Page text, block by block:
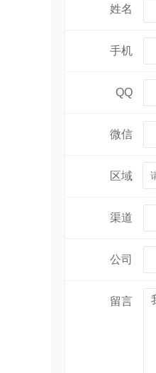
姓名
手机
QQ
微信
区域
渠道
公司
留言